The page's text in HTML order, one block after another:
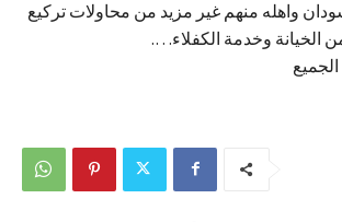
واهله منهم غير مزيد من محاولات تركيع
الخيانة وخدمة الكفلاء….